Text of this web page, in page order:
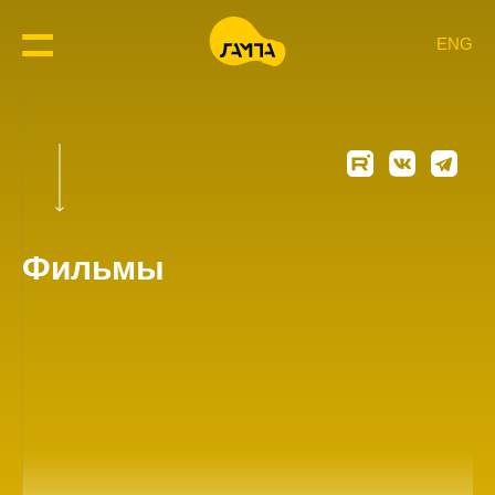
ENG
Фильмы